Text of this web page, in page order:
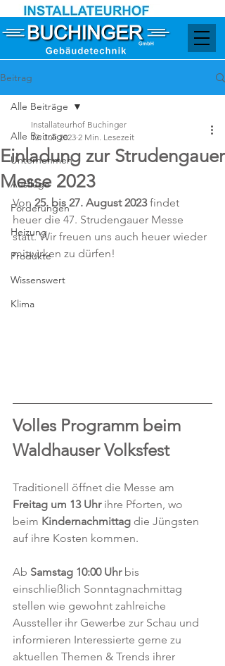
Beitrag
Alle Beiträge
Unternehmen
Ausflüge
Förderungen
Heizung
Produkte
Wissenswert
Klima
Alle Beiträge
Einladung zur Strudengauer
Messe 2023
Installateurhof Buchinger
12. Juli 2023 2 Min. Lesezeit
Von 25. bis 27. August 2023 findet
heuer die 47. Strudengauer Messe
statt. Wir freuen uns auch heuer wieder
mitwirken zu dürfen!
Volles Programm beim
Waldhauser Volksfest
Traditionell öffnet die Messe am
Freitag um 13 Uhr ihre Pforten, wo
beim Kindernachmittag die Jüngsten
auf ihre Kosten kommen.
Ab Samstag 10:00 Uhr bis
einschließlich Sonntagnachmittag
stellen wie gewohnt zahlreiche
Aussteller ihr Gewerbe zur Schau und
informieren Interessierte gerne zu
aktuellen Themen & Trends ihrer